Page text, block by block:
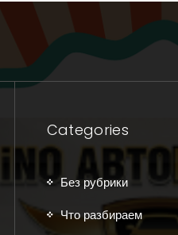
Categories
Без рубрики
Что разбираем